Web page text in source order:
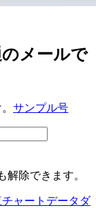
メールで
サンプル号
除できます。
チャートデータ ダ